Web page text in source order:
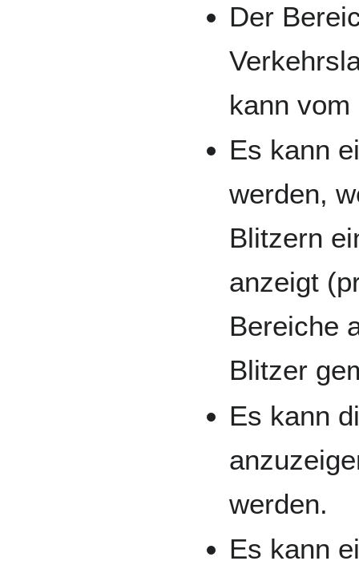
Der
kann
Es kann
werden,
Blitzern
anzeigt
Bereiche
Blitzer
Es kann
werden.
Es kann